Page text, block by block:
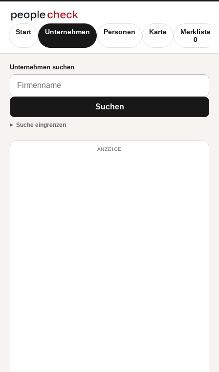
Start Unternehmen Personen Karte
Merkliste
0
Unternehmen suchen
Suchen
Suche eingrenzen
ANZEIGE